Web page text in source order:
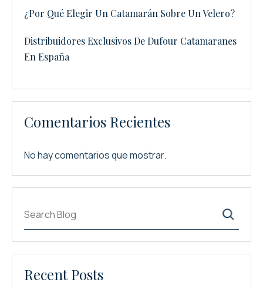
¿Por Qué Elegir Un Catamarán Sobre Un Velero?
Distribuidores Exclusivos De Dufour Catamaranes
En España
Comentarios Recientes
No hay comentarios que mostrar.
Recent Posts